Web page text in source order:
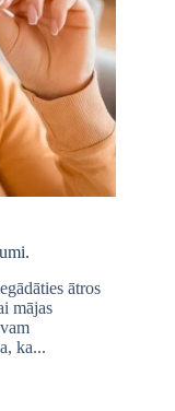
ātros
mājas
ka...